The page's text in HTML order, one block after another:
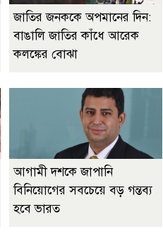
জাতির জনককে অপমানের দিন:
বাঙালি জাতির কাঁধে আরেক
কলঙ্কের বোঝা
আগামী দশকে জাপানি
বিনিয়োগের সবচেয়ে বড় গন্তব্য
হবে ভারত